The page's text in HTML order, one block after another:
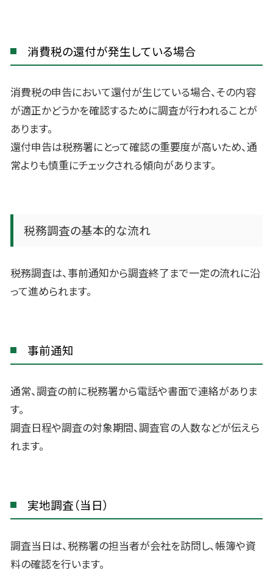
消費税の還付が発生している場合
消費税の申告において還付が生じている場合、その内容
が適正かどうかを確認するために調査が行われることが
あります。
還付申告は税務署にとって確認の重要度が高いため、通
常よりも慎重にチェックされる傾向があります。
税務調査の基本的な流れ
税務調査は、事前通知から調査終了まで一定の流れに沿
って進められます。
事前通知
通常、調査の前に税務署から電話や書面で連絡がありま
す。
調査日程や調査の対象期間、調査官の人数などが伝えら
れます。
実地調査（当日）
調査当日は、税務署の担当者が会社を訪問し、帳簿や資
料の確認を行います。